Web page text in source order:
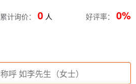
累计询价： 0 人 好评率： 0%